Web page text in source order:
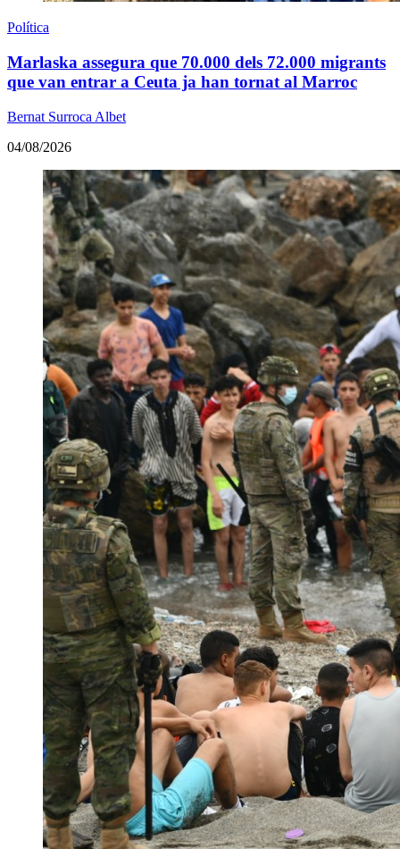
Política
Marlaska assegura que 70.000 dels 72.000 migrants
que van entrar a Ceuta ja han tornat al Marroc
Bernat Surroca Albet
04/08/2026